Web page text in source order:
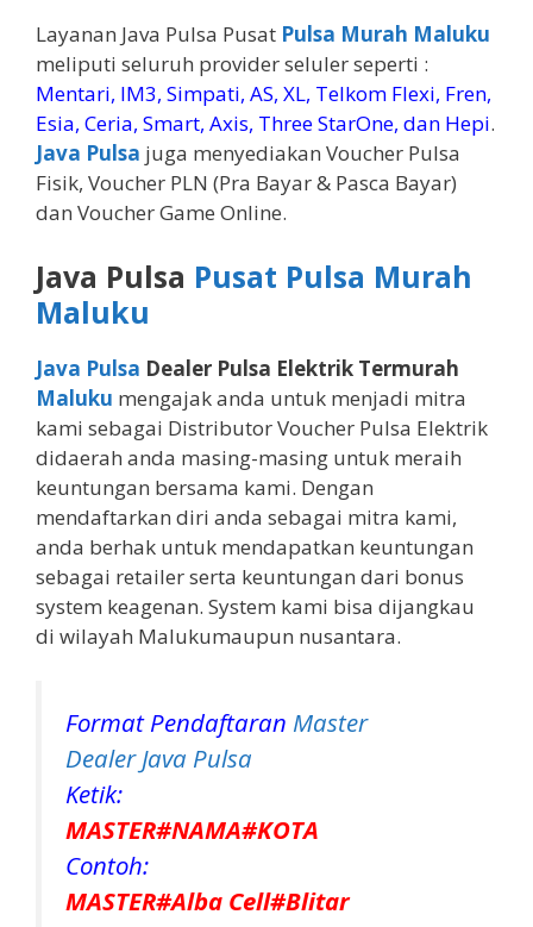
Layanan Java Pulsa Pusat Pulsa Murah Maluku
meliputi seluruh provider seluler seperti :
Mentari, IM3, Simpati, AS, XL, Telkom Flexi, Fren,
Esia, Ceria, Smart, Axis, Three StarOne, dan Hepi.
Java Pulsa juga menyediakan Voucher Pulsa
Fisik, Voucher PLN (Pra Bayar & Pasca Bayar)
dan Voucher Game Online.
Java Pulsa Pusat Pulsa Murah
Maluku
Java Pulsa Dealer Pulsa Elektrik Termurah
Maluku mengajak anda untuk menjadi mitra
kami sebagai Distributor Voucher Pulsa Elektrik
didaerah anda masing-masing untuk meraih
keuntungan bersama kami. Dengan
mendaftarkan diri anda sebagai mitra kami,
anda berhak untuk mendapatkan keuntungan
sebagai retailer serta keuntungan dari bonus
system keagenan. System kami bisa dijangkau
di wilayah Malukumaupun nusantara.
Format Pendaftaran Master
Dealer Java Pulsa
Ketik:
MASTER#NAMA#KOTA
Contoh:
MASTER#Alba Cell#Blitar